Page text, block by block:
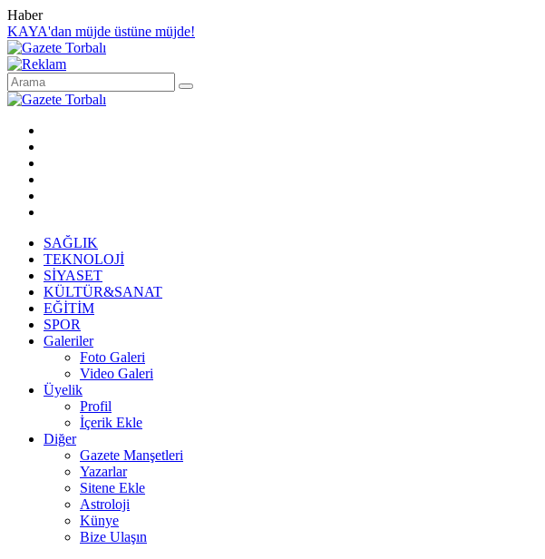
Haber
KAYA'dan müjde üstüne müjde!
SAĞLIK
TEKNOLOJİ
SİYASET
KÜLTÜR&SANAT
EĞİTİM
SPOR
Galeriler
Foto Galeri
Video Galeri
Üyelik
Profil
İçerik Ekle
Diğer
Gazete Manşetleri
Yazarlar
Sitene Ekle
Astroloji
Künye
Bize Ulaşın